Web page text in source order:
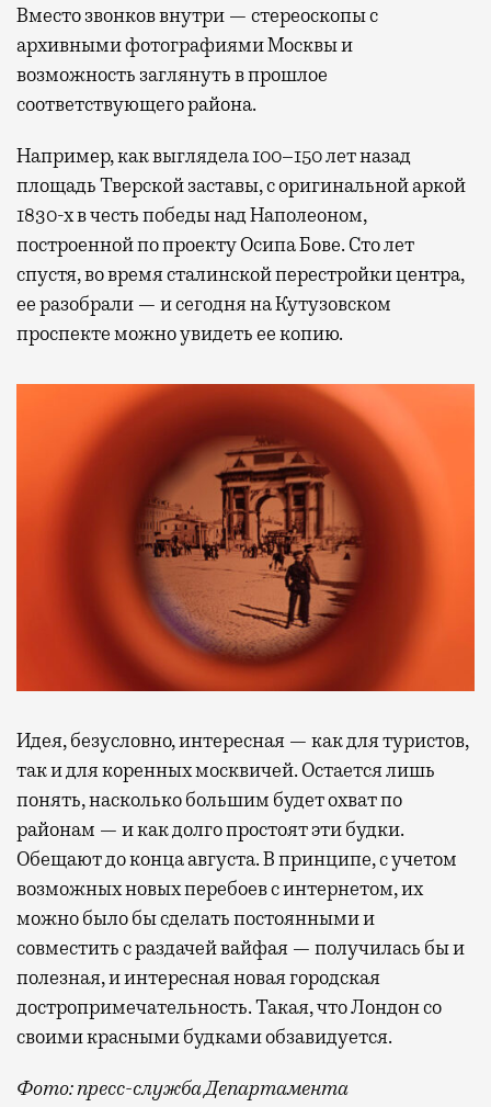
Вместо звонков внутри — стереоскопы с
архивными фотографиями Москвы и
возможность заглянуть в прошлое
соответствующего района.
Например, как выглядела 100–150 лет назад
площадь Тверской заставы, с оригинальной аркой
1830-х в честь победы над Наполеоном,
построенной по проекту Осипа Бове. Сто лет
спустя, во время сталинской перестройки центра,
ее разобрали — и сегодня на Кутузовском
проспекте можно увидеть ее копию.
Идея, безусловно, интересная — как для туристов,
так и для коренных москвичей. Остается лишь
понять, насколько большим будет охват по
районам — и как долго простоят эти будки.
Обещают до конца августа. В принципе, с учетом
возможных новых перебоев с интернетом, их
можно было бы сделать постоянными и
совместить с раздачей вайфая — получилась бы и
полезная, и интересная новая городская
достропримечательность. Такая, что Лондон со
своими красными будками обзавидуется.
Фото: пресс-служба Департамента